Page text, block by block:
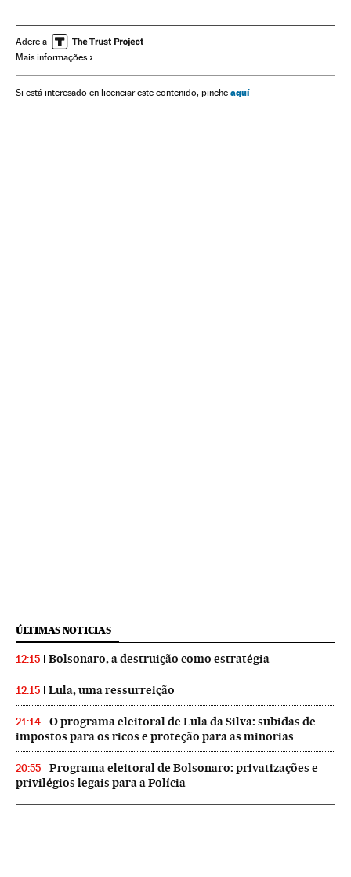
Meteorologia Meio ambiente
Adere a
Mais informações
Si está interesado en licenciar este contenido, pinche aquí
ÚLTIMAS NOTICIAS
12:15 Bolsonaro, a destruição como estratégia
12:15 Lula, uma ressurreição
21:14
O programa eleitoral de Lula da Silva: subidas de
impostos para os ricos e proteção para as minorias
20:55
Programa eleitoral de Bolsonaro: privatizações e
privilégios legais para a Polícia